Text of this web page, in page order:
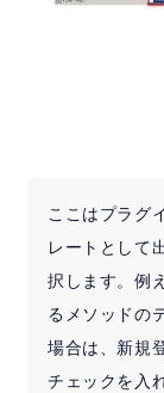
ここはプラグ
レートとして
択します。例
るメソッドの
場合は、新規
チェックを入